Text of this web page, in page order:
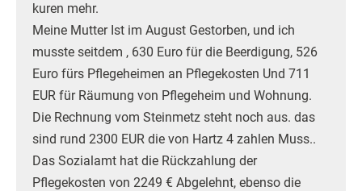
kuren mehr.
Meine Mutter Ist im August Gestorben, und ich
musste seitdem , 630 Euro für die Beerdigung, 526
Euro fürs Pflegeheimen an Pflegekosten Und 711
EUR für Räumung von Pflegeheim und Wohnung.
Die Rechnung vom Steinmetz steht noch aus. das
sind rund 2300 EUR die von Hartz 4 zahlen Muss..
Das Sozialamt hat die Rückzahlung der
Pflegekosten von 2249 € Abgelehnt, ebenso die